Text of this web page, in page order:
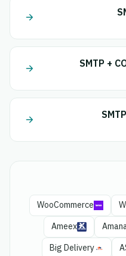
SMTP +
WooCommerce
Ameex
Big Delivery